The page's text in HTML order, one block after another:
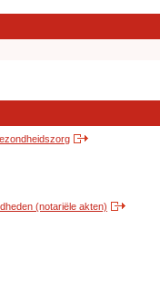
(notariële akten)